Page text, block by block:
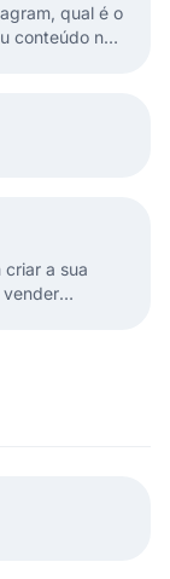
qual é o
conteúdo nas
a sua
vender